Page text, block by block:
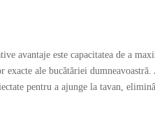
avantaje este capacitatea de a
ale bucătăriei dumneavoastră.
pentru a ajunge la tavan,